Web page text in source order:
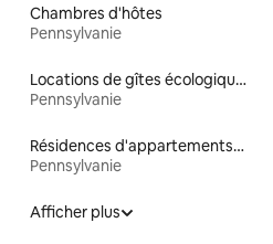
Chambres d'hôtes
Pennsylvanie
Locations de gîtes écologiques
Pennsylvanie
Résidences d'appartements en location
Pennsylvanie
Afficher plus